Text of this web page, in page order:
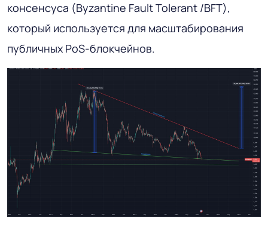
консенсуса (Byzantine Fault Tolerant /BFT),
который используется для масштабирования
публичных PoS-блокчейнов.